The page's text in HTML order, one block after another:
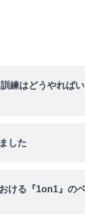
練はどうやればい
した
ける『1on1』の